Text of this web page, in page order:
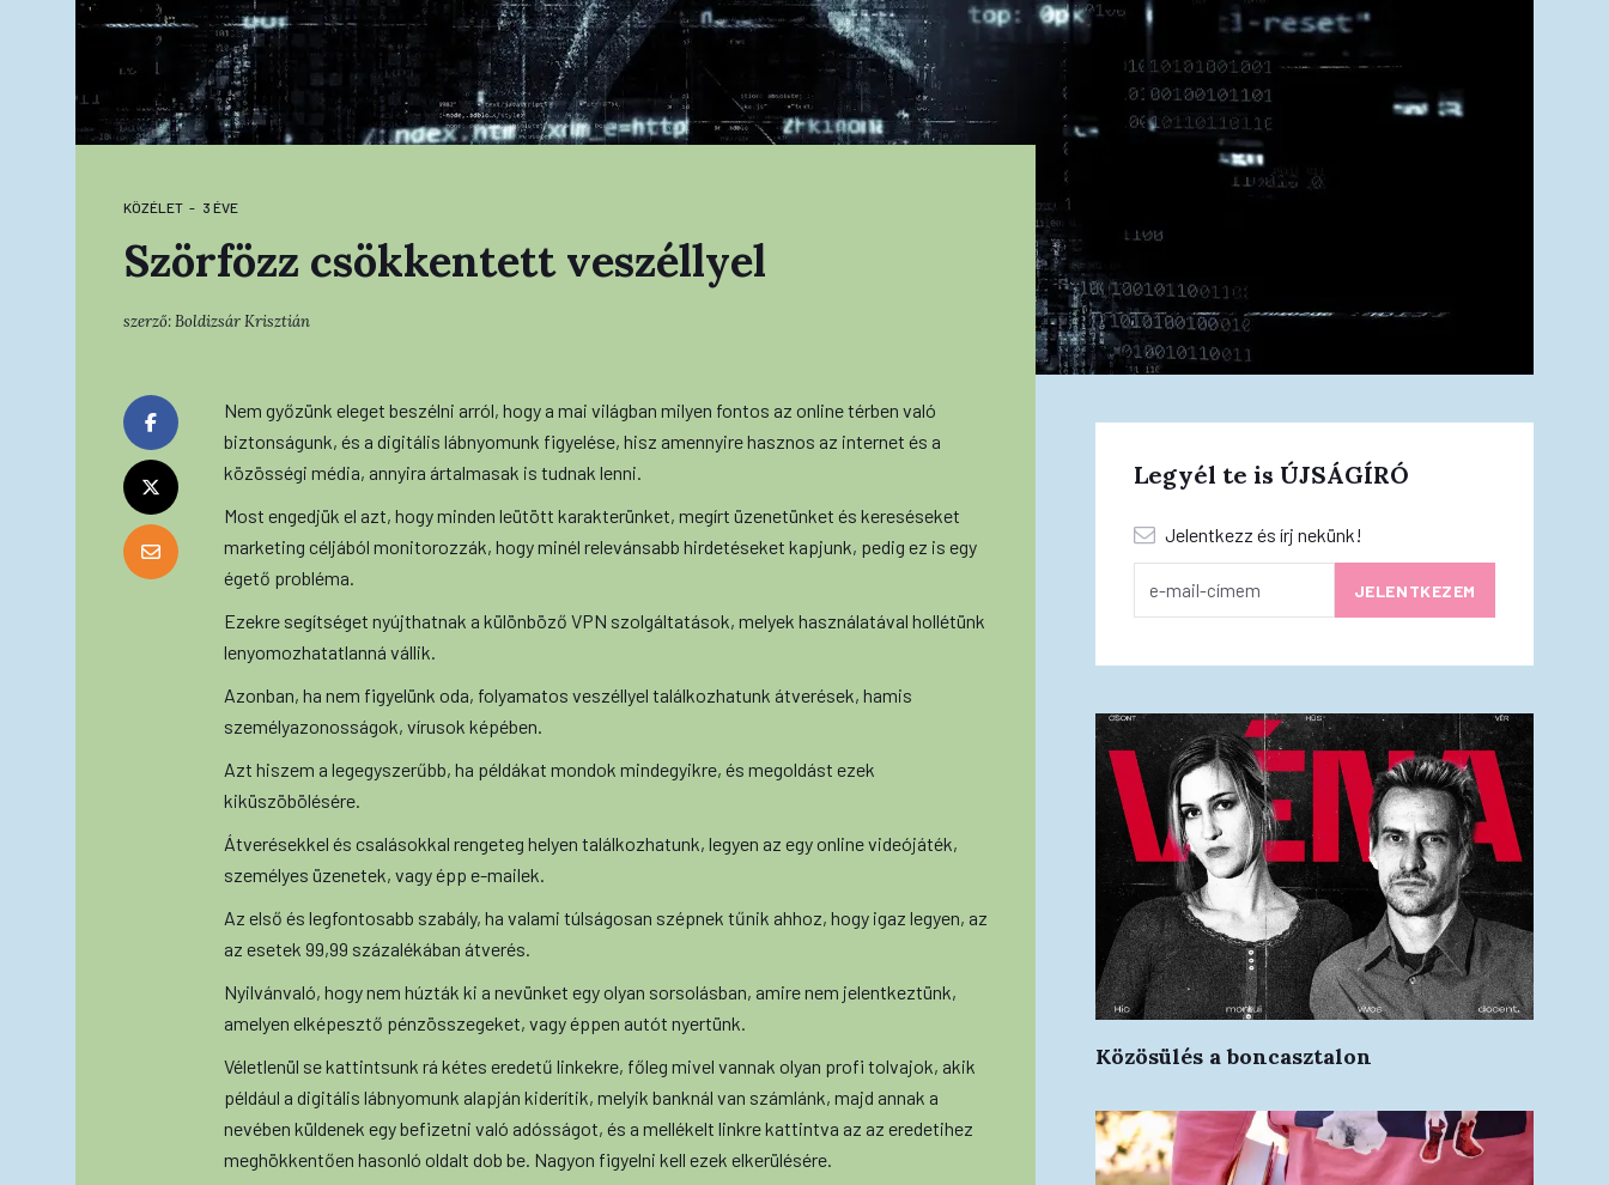
KÖZÉLET 3 ÉVE
Szörfözz csökkentett veszéllyel
szerző:Boldizsár Krisztián
Nem győzünk eleget beszélni arról, hogy a mai világban milyen fontos az online térben való
biztonságunk, és a digitális lábnyomunk figyelése, hisz amennyire hasznos az internet és a
közösségi média, annyira ártalmasak is tudnak lenni.
Most engedjük el azt, hogy minden leütött karakterünket, megírt üzenetünket és kereséseket
marketing céljából monitorozzák, hogy minél relevánsabb hirdetéseket kapjunk, pedig ez is egy
égető probléma.
Ezekre segítséget nyújthatnak a különböző VPN szolgáltatások, melyek használatával hollétünk
lenyomozhatatlanná vállik.
Azonban, ha nem figyelünk oda, folyamatos veszéllyel találkozhatunk átverések, hamis
személyazonosságok, vírusok képében.
Azt hiszem a legegyszerűbb, ha példákat mondok mindegyikre, és megoldást ezek
kiküszöbölésére.
Átverésekkel és csalásokkal rengeteg helyen találkozhatunk, legyen az egy online videójáték,
személyes üzenetek, vagy épp e-mailek.
Az első és legfontosabb szabály, ha valami túlságosan szépnek tűnik ahhoz, hogy igaz legyen, az
az esetek 99,99 százalékában átverés.
Nyilvánvaló, hogy nem húzták ki a nevünket egy olyan sorsolásban, amire nem jelentkeztünk,
amelyen elképesztő pénzösszegeket, vagy éppen autót nyertünk.
Véletlenül se kattintsunk rá kétes eredetű linkekre, főleg mivel vannak olyan profi tolvajok, akik
például a digitális lábnyomunk alapján kiderítik, melyik banknál van számlánk, majd annak a
nevében küldenek egy befizetni való adósságot, és a mellékelt linkre kattintva az az eredetihez
meghökkentően hasonló oldalt dob be. Nagyon figyelni kell ezek elkerülésére.
Legyél te is ÚJSÁGÍRÓ
Jelentkezz és írj nekünk!
Közösülés a boncasztalon